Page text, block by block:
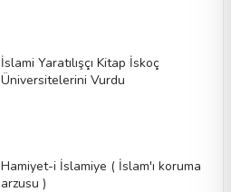
İslami Yaratılışçı Kitap İskoç
Üniversitelerini Vurdu
Hamiyet-i İslamiye ( İslam'ı koruma
arzusu )